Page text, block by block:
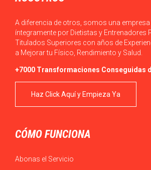
A diferencia de otros, somos una
íntegramente por Dietistas y Entrenadores
Titulados Superiores con años de
a Mejorar tu Físico, Rendimiento y Salud.
+7000 Transformaciones Conseguidas
Haz Click Aquí y Empieza Ya
CÓMO FUNCIONA
Abonas el Servicio